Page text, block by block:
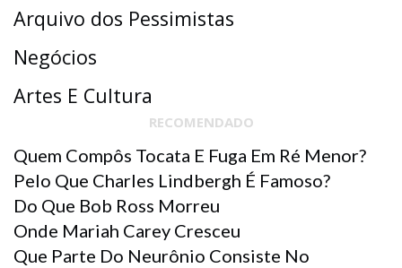
Arquivo dos Pessimistas
Negócios
Artes E Cultura
RECOMENDADO
Quem Compôs Tocata E Fuga Em Ré Menor?
Pelo Que Charles Lindbergh É Famoso?
Do Que Bob Ross Morreu
Onde Mariah Carey Cresceu
Que Parte Do Neurônio Consiste No